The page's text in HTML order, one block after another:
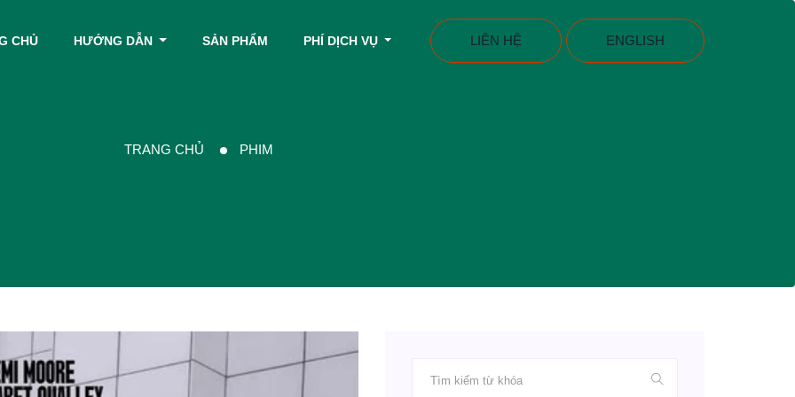
CHỦ HƯỚNG DẪN SẢN PHẨM PHÍ DỊCH VỤ LIÊN HỆ ENGLISH
TRANG CHỦ PHIM